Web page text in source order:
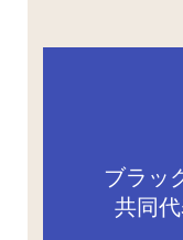
ブラッ
共同